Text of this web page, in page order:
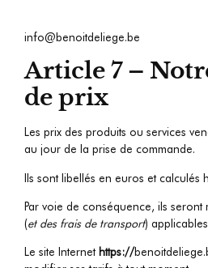
info@benoitdeliege.be
Article 7 –
de prix
Les prix des produits ou services
au jour de la prise de commande.
Ils sont libellés en euros et calculés
Par voie de conséquence, ils seront
(et des frais de transport)
Le site Internet https://